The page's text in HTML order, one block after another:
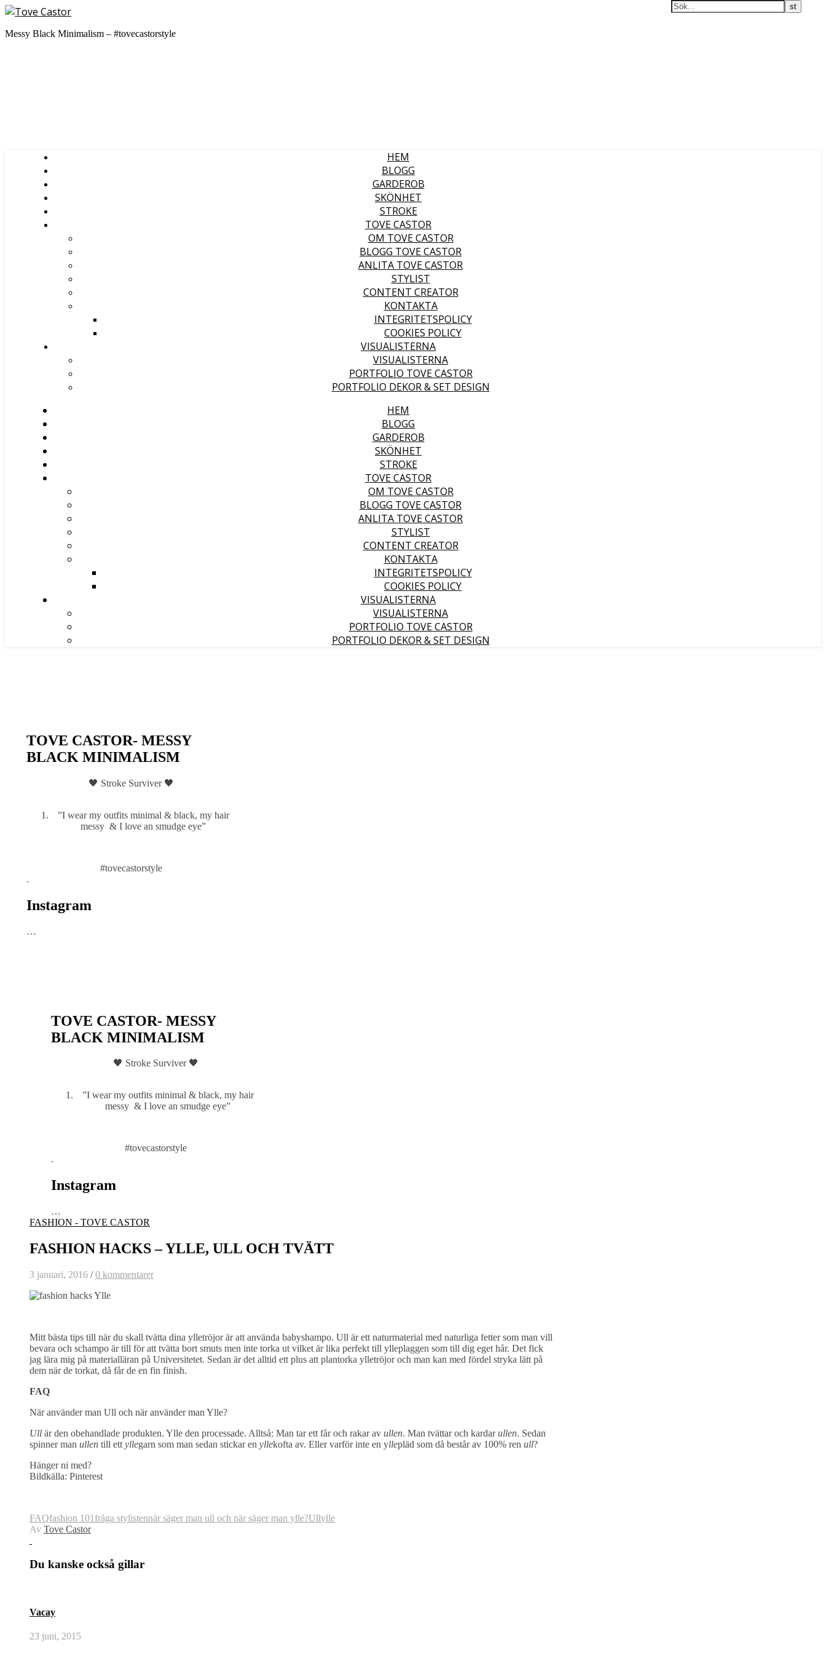
Messy Black Minimalism – #tovecastorstyle
HEM
BLOGG
GARDEROB
SKÖNHET
STROKE
TOVE CASTOR
OM TOVE CASTOR
BLOGG TOVE CASTOR
ANLITA TOVE CASTOR
STYLIST
CONTENT CREATOR
KONTAKTA
INTEGRITETSPOLICY
COOKIES POLICY
VISUALISTERNA
VISUALISTERNA
PORTFOLIO TOVE CASTOR
PORTFOLIO DEKOR & SET DESIGN
HEM
BLOGG
GARDEROB
SKÖNHET
STROKE
TOVE CASTOR
OM TOVE CASTOR
BLOGG TOVE CASTOR
ANLITA TOVE CASTOR
STYLIST
CONTENT CREATOR
KONTAKTA
INTEGRITETSPOLICY
COOKIES POLICY
VISUALISTERNA
VISUALISTERNA
PORTFOLIO TOVE CASTOR
PORTFOLIO DEKOR & SET DESIGN
TOVE CASTOR- MESSY
BLACK MINIMALISM
🖤 Stroke Surviver 🖤
”I wear my outfits minimal & black, my hair
messy & I love an smudge eye”
#tovecastorstyle
.
Instagram
…
TOVE CASTOR- MESSY
BLACK MINIMALISM
🖤 Stroke Surviver 🖤
”I wear my outfits minimal & black, my hair
messy & I love an smudge eye”
#tovecastorstyle
.
Instagram
…
FASHION - TOVE CASTOR
FASHION HACKS – YLLE, ULL OCH TVÄTT
3 januari, 2016 / 0 kommentarer
Mitt bästa tips till när du skall tvätta dina ylletröjor är att använda babyshampo. Ull är ett naturmaterial med naturliga fetter som man vill
bevara och schampo är till för att tvätta bort smuts men inte torka ut vilket är lika perfekt till ylleplaggen som till dig eget hår. Det fick
jag lära mig på materialläran på Universitetet. Sedan är det alltid ett plus att plantorka ylletröjor och man kan med fördel stryka lätt på
dem när de torkat, då får de en fin finish.
FAQ
När använder man Ull och när använder man Ylle?
Ull är den obehandlade produkten. Ylle den processade. Alltså: Man tar ett får och rakar av ullen. Man tvättar och kardarullen. Sedan
spinner man ullen till ett yllegarn som man sedan stickar en yllekofta av. Eller varför inte en yllepläd som då består av 100% ren ull?
Hänger ni med?
Bildkälla: Pinterest
FAQfashion 101 fråga stylistennär säger man ull och när säger man ylle?Ullylle
Av Tove Castor
Du kanske också gillar
Vacay
23 juni, 2015